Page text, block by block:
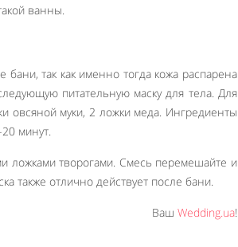
ванны.
бани, так как именно тогда кожа распарена
питательную маску для тела. Для
овсяной муки, 2 ложки меда. Ингредиенты
минут.
ложками творогами. Смесь перемешайте и
также отлично действует после бани.
Ваш Wedding.ua!